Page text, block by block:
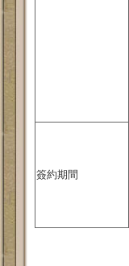
簽約期間